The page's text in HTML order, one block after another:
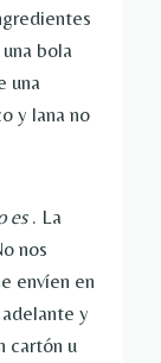
bola
una
y lana no
es. La
nos
envíen en
y
cartón u